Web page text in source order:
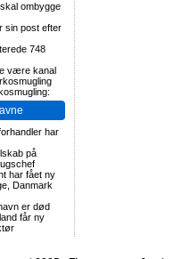
ombygge
sin post efter
748
være kanal
har
på
har fået ny
Danmark
er død
får ny